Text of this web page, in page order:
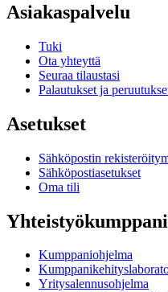
Asiakaspalvelu
Tuki
Ota yhteyttä
Seuraa tilaustasi
Palautukset ja
Asetukset
Sähköpostin
Sähköpostiasetukset
Oma tili
Kumppaniohjelma
Yritysalennusohjelma